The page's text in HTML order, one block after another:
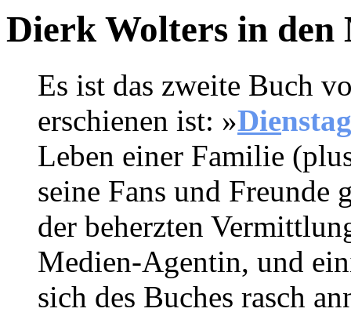
Dierk Wolters in den
Es ist das zweite Buch
erschienen ist: »Dienstag
Leben einer Familie
seine Fans und Freunde
der beherzten
Medien-Agentin, und
sich des Buches rasch